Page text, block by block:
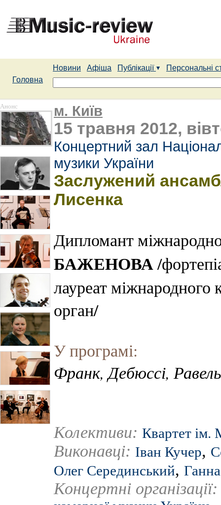
Новини Афіша Публікації
Персональні
Головна
Анонс м. Київ
15 травня 2012,
Концертний зал
музики України
Заслужений
Лисенка
Дипломант
БАЖЕНОВА/
лауреат міжнародного
орган/
У програмі:
Франк, Дебюссі,
Колективи: Квартет ім.
Виконавці: Іван Кучер,
Олег Серединський,
Концертні